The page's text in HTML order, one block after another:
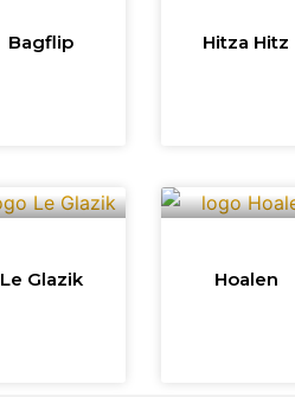
Bagflip Hitza Hitz
Le Glazik Hoalen